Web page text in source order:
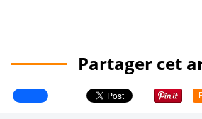
Partager cet